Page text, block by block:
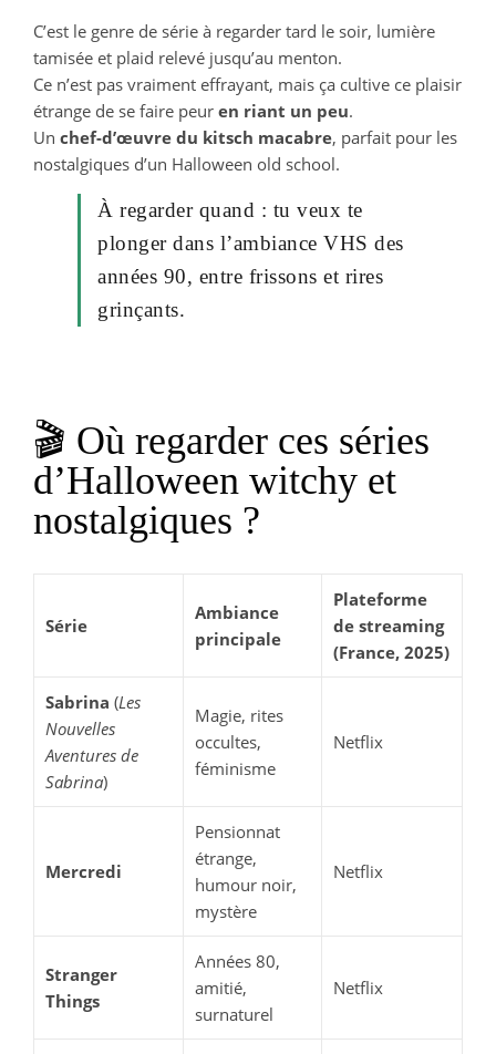
C’est le genre de série à regarder tard le soir, lumière
tamisée et plaid relevé jusqu’au menton.
Ce n’est pas vraiment effrayant, mais ça cultive ce plaisir
étrange de se faire peur en riant un peu.
Un chef-d’œuvre du kitsch macabre, parfait pour les
nostalgiques d’un Halloween old school.
À regarder quand : tu veux te
plonger dans l’ambiance VHS des
années 90, entre frissons et rires
grinçants.
🎬 Où regarder ces séries
d’Halloween witchy et
nostalgiques ?
Série
Ambiance
principale
Plateforme
de streaming
(France, 2025)
Sabrina (Les
Nouvelles
Aventures de
Sabrina)
Magie, rites
occultes,
féminisme
Netflix
Mercredi
Pensionnat
étrange,
humour noir,
mystère
Netflix
Stranger
Things
Années 80,
amitié,
surnaturel
Netflix